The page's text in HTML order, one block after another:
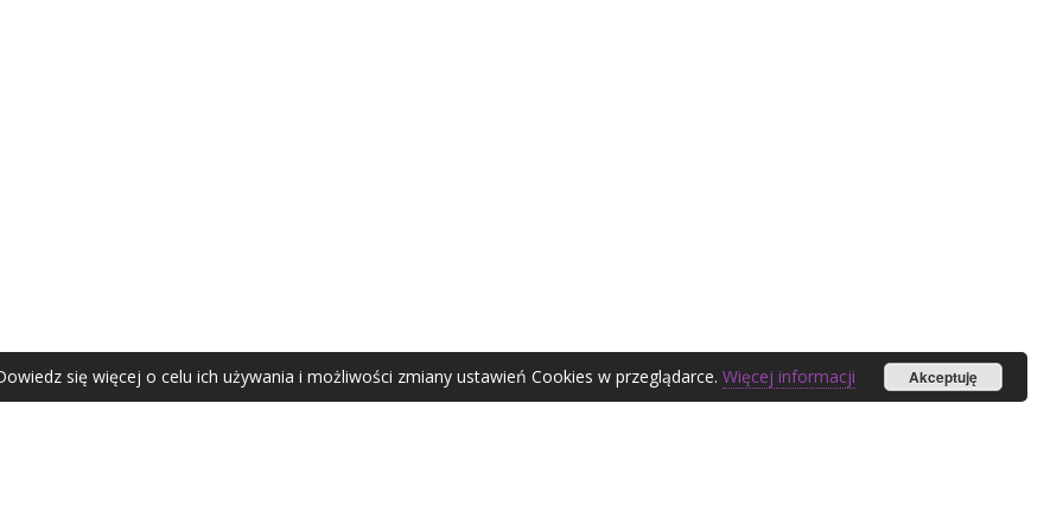
Agata Zubel © 2021
się więcej o celu ich używania i możliwości zmiany ustawień Cookies w przeglądarce. Więcej informacji Akceptuję